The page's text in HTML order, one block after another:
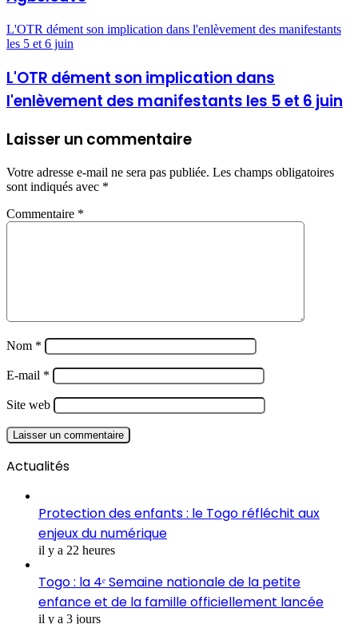
L'OTR dément son implication dans l'enlèvement des manifestants
les 5 et 6 juin
L'OTR dément son implication dans
l'enlèvement des manifestants les 5 et 6 juin
Laisser un commentaire
Votre adresse e-mail ne sera pas publiée. Les champs obligatoires
sont indiqués avec *
Commentaire *
Nom *
E-mail *
Site web
Actualités
Protection des enfants : le Togo réfléchit aux
enjeux du numérique
il y a 22 heures
Togo : la 4ᵉ Semaine nationale de la petite
enfance et de la famille officiellement lancée
il y a 3 jours